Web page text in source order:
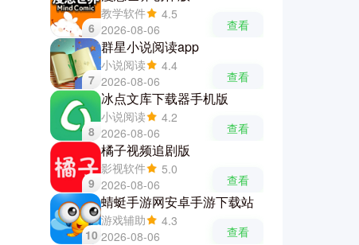
6
教学软件
4.5
2026-08-06
查看
7
群星小说阅读app
小说阅读
4.4
2026-08-06
查看
8
冰点文库下载器手机版
小说阅读
4.2
2026-08-06
查看
9
橘子视频追剧版
影视软件
5.0
2026-08-06
查看
10
蜻蜓手游网安卓手游下载站
游戏辅助
4.3
2026-08-06
查看